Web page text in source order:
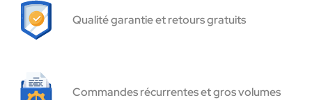
Qualité garantie et retours gratuits
Commandes récurrentes et gros volumes